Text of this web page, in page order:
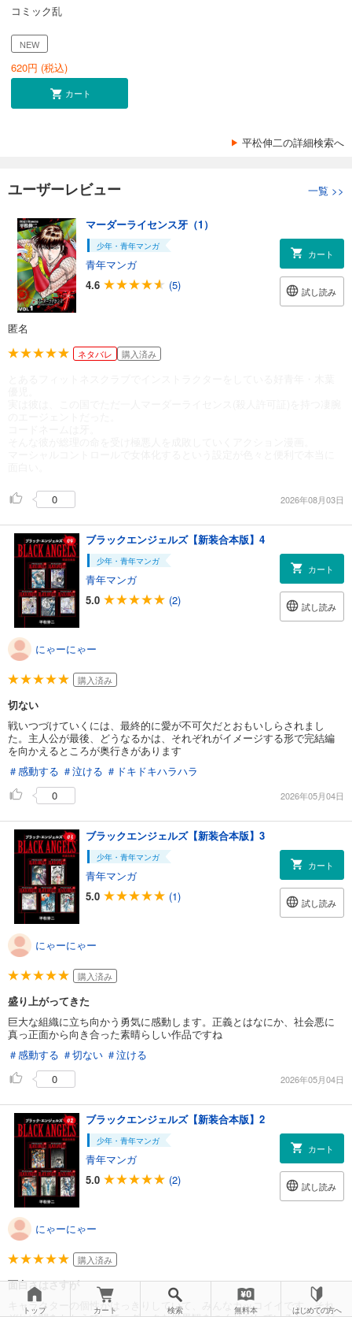
コミック乱
NEW
620円 (税込)
カート
平松伸二の詳細検索へ
ユーザーレビュー 一覧 >>
マーダーライセンス牙（1）
少年・青年マンガ
青年マンガ
4.6
(5)
カート
試し読み
匿名
ネタバレ 購入済み
0 2026年08月03日
ブラックエンジェルズ【新装合本版】4
少年・青年マンガ
青年マンガ
5.0
(2)
カート
試し読み
にゃーにゃー
購入済み
切ない
戦いつづけていくには、最終的に愛が不可欠だとおもいしらされまし
た。主人公が最後、どうなるかは、それぞれがイメージする形で完結編
を向かえるところが奥行きがあります
＃感動する ＃泣ける ＃ドキドキハラハラ
0
2026年05月04日
ブラックエンジェルズ【新装合本版】3
少年・青年マンガ
青年マンガ
5.0
(1)
カート
試し読み
にゃーにゃー
購入済み
盛り上がってきた
巨大な組織に立ち向かう勇気に感動します。正義とはなにか、社会悪に
真っ正面から向き合った素晴らしい作品ですね
＃感動する ＃切ない ＃泣ける
0
2026年05月04日
ブラックエンジェルズ【新装合本版】2
少年・青年マンガ
青年マンガ
5.0
(2)
カート
試し読み
にゃーにゃー
購入済み
面白さはさすが
キャラクターの個性がはっきりしていて、みんなカッコイイです。それ
トップ カート 検索 無料本 はじめての方へ